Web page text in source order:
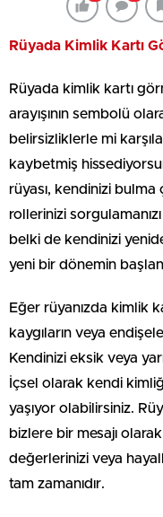
Rüyada Kimlik Kartı
Rüyada kimlik kartı
arayışının sembolü
belirsizliklerle mi
kaybetmiş
rüyası, kendinizi bulma
rollerinizi
belki de kendinizi
yeni bir dönemin
Eğer rüyanızda kimlik
kaygıların veya
Kendinizi eksik veya
İçsel olarak kendi
yaşıyor olabilirsiniz.
bizlere bir mesajı
değerlerinizi veya
tam zamanıdır.